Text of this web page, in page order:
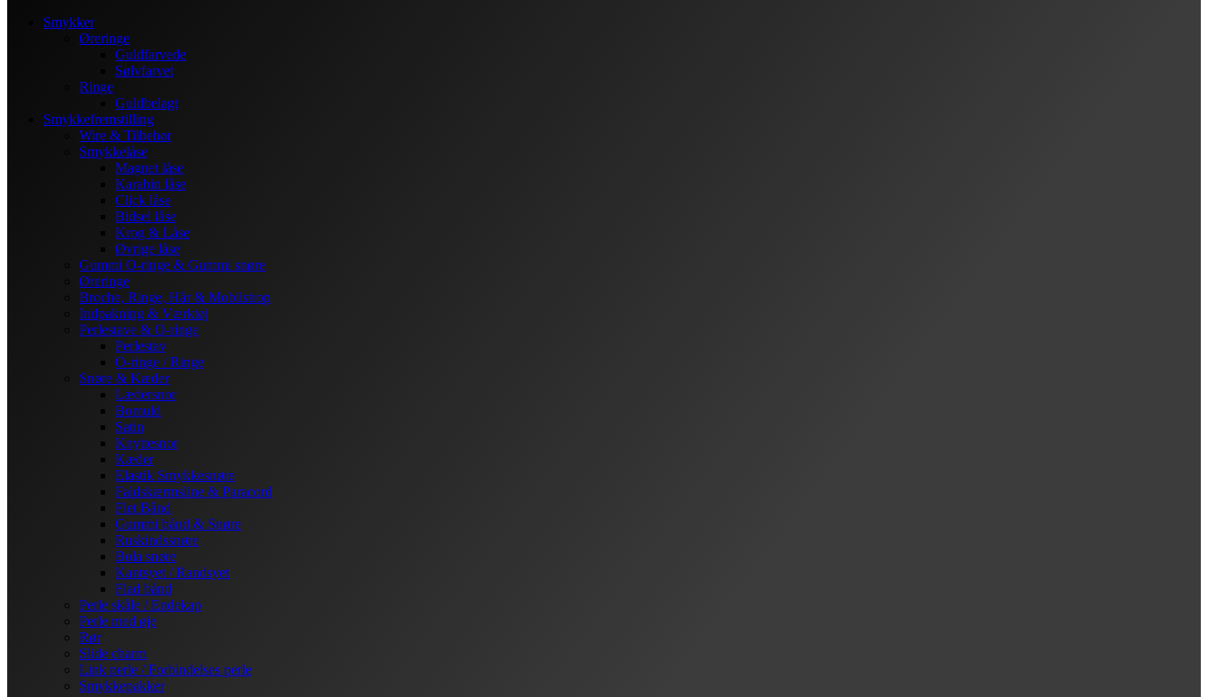
Smykker
Øreringe
Guldfarvede
Sølvfarvet
Ringe
Guldbelagt
Smykkefremstilling
Wire & Tilbehør
Smykkelåse
Magnet låse
Karabin låse
Click låse
Bidsel låse
Krog & Låse
Øvrige låse
Gummi O-ringe & Gummi snøre
Øreringe
Broche, Ringe, Hår & Mobilstrop
Indpakning & Værktøj
Perlestave & O-ringe
Perlestav
O-ringe / Ringe
Snøre & Kæder
Lædersnor
Bomuld
Satin
Knyttesnor
Kæder
Elastik Smykkesnøre
Faldskærmsline & Paracord
Flet Bånd
Gummi bånd & Snøre
Ruskindssnøre
Bola snøre
Kantsyet / Randsyet
Flad bånd
Perle skåle / Endekap
Perle med øje
Rør
Slide charm
Link perle / Forbindelses perle
Smykkepakker